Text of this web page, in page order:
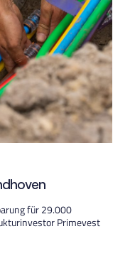
für 29.000
Primevest